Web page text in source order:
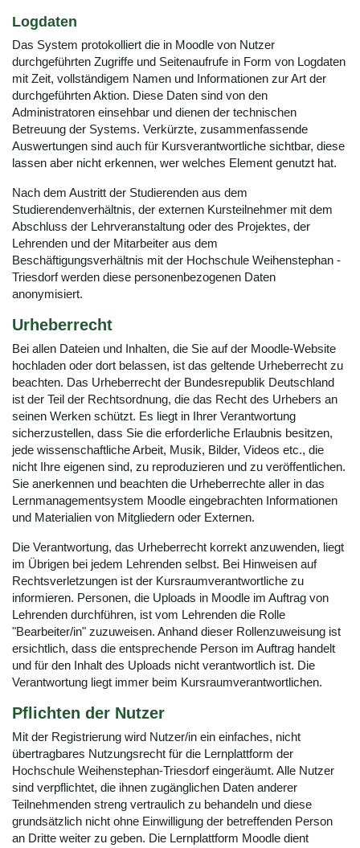
Logdaten
Das System protokolliert die in Moodle von Nutzer
durchgeführten Zugriffe und Seitenaufrufe in Form von Logdaten
mit Zeit, vollständigem Namen und Informationen zur Art der
durchgeführten Aktion. Diese Daten sind von den
Administratoren einsehbar und dienen der technischen
Betreuung der Systems. Verkürzte, zusammenfassende
Auswertungen sind auch für Kursverantwortliche sichtbar, diese
lassen aber nicht erkennen, wer welches Element genutzt hat.
Nach dem Austritt der Studierenden aus dem
Studierendenverhältnis, der externen Kursteilnehmer mit dem
Abschluss der Lehrveranstaltung oder des Projektes, der
Lehrenden und der Mitarbeiter aus dem
Beschäftigungsverhältnis mit der Hochschule Weihenstephan -
Triesdorf werden diese personenbezogenen Daten
anonymisiert.
Urheberrecht
Bei allen Dateien und Inhalten, die Sie auf der Moodle-Website
hochladen oder dort belassen, ist das geltende Urheberrecht zu
beachten. Das Urheberrecht der Bundesrepublik Deutschland
ist der Teil der Rechtsordnung, die das Recht des Urhebers an
seinen Werken schützt. Es liegt in Ihrer Verantwortung
sicherzustellen, dass Sie die erforderliche Erlaubnis besitzen,
jede wissenschaftliche Arbeit, Musik, Bilder, Videos etc., die
nicht Ihre eigenen sind, zu reproduzieren und zu veröffentlichen.
Sie anerkennen und beachten die Urheberrechte aller in das
Lernmanagementsystem Moodle eingebrachten Informationen
und Materialien von Mitgliedern oder Externen.
Die Verantwortung, das Urheberrecht korrekt anzuwenden, liegt
im Übrigen bei jedem Lehrenden selbst. Bei Hinweisen auf
Rechtsverletzungen ist der Kursraumverantwortliche zu
informieren. Personen, die Uploads in Moodle im Auftrag von
Lehrenden durchführen, ist vom Lehrenden die Rolle
"Bearbeiter/in" zuzuweisen. Anhand dieser Rollenzuweisung ist
ersichtlich, dass die entsprechende Person im Auftrag handelt
und für den Inhalt des Uploads nicht verantwortlich ist. Die
Verantwortung liegt immer beim Kursraumverantwortlichen.
Pflichten der Nutzer
Mit der Registrierung wird Nutzer/in ein einfaches, nicht
übertragbares Nutzungsrecht für die Lernplattform der
Hochschule Weihenstephan-Triesdorf eingeräumt. Alle Nutzer
sind verpflichtet, die ihnen zugänglichen Daten anderer
Teilnehmenden streng vertraulich zu behandeln und diese
grundsätzlich nicht ohne Einwilligung der betreffenden Person
an Dritte weiter zu geben. Die Lernplattform Moodle dient